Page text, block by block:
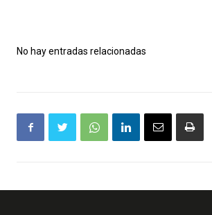
No hay entradas relacionadas